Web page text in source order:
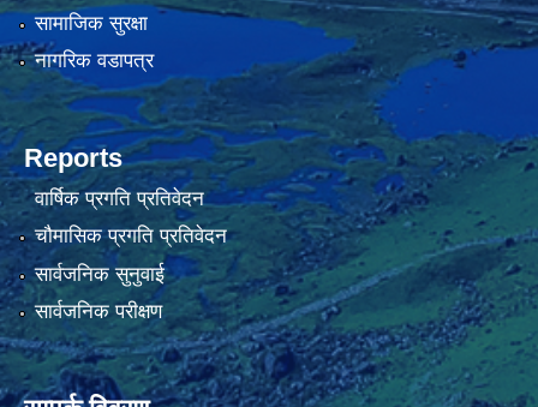
सामाजिक सुरक्षा
नागरिक वडापत्र
Reports
वार्षिक प्रगति प्रतिवेदन
चौमासिक प्रगति प्रतिवेदन
सार्वजनिक सुनुवाई
सार्वजनिक परीक्षण